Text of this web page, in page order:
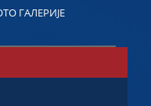
ГАЛЕРИЈЕ